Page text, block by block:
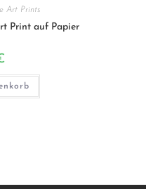
Art Prints
Print auf Papier